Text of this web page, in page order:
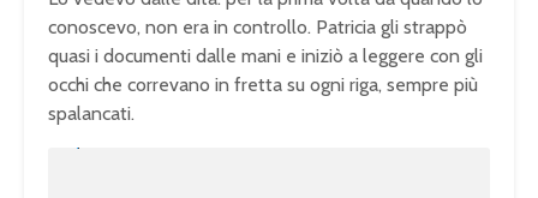
conoscevo, non era in controllo. Patricia gli strappò
quasi i documenti dalle mani e iniziò a leggere con gli
occhi che correvano in fretta su ogni riga, sempre più
spalancati.